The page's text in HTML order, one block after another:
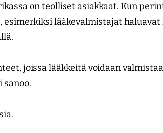
on teolliset asiakkaat. Kun
lääkevalmistajat
joissa lääkkeitä voidaan
sanoo.